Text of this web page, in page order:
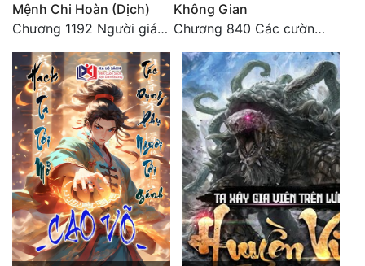
Mệnh Chi Hoàn (Dịch)
Chương 1192 Người giám thị
Không Gian
Chương 840 Các cường giả Hằng Tinh cấp khác đâu?